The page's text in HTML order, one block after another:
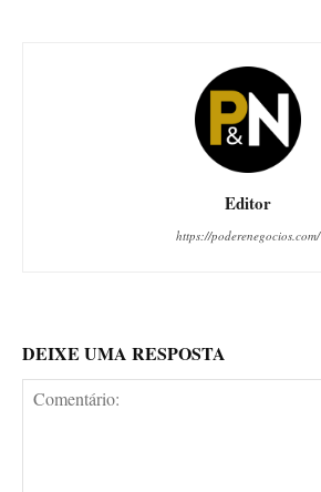
Editor
https://poderenegocios.com/
DEIXE UMA RESPOSTA